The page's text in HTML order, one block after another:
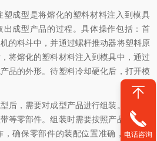
成型是将熔化的塑料材料注入到模具
成型产品的过程。具体操作包括：首
的料斗中，并通过螺杆推动器将塑料原
将熔化的塑料材料注入到模具中，通过
品的外形。待塑料冷却硬化后，打开模
后，需要对成型产品进行组装。这包括
等零部件。组装时需要按照产品设计图
确保零部件的装配位置准确，连接牢
电话咨询